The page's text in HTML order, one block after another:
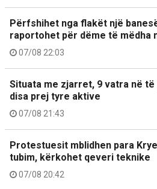
Përfshihet nga flakët një
raportohet për dëme të mëdha
07/08 22:03
Situata me zjarret, 9 vatra në
disa prej tyre aktive
07/08 21:43
Protestuesit mblidhen para
tubim, kërkohet qeveri teknike
07/08 20:42